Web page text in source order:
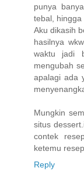
punya
tebal, hingga
Aku dikasih
hasilnya
waktu jadi
mengubah
apalagi ada
Mungkin
situs
contek
ketemu
Reply